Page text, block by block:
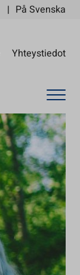
På Svenska
Yhteystiedot